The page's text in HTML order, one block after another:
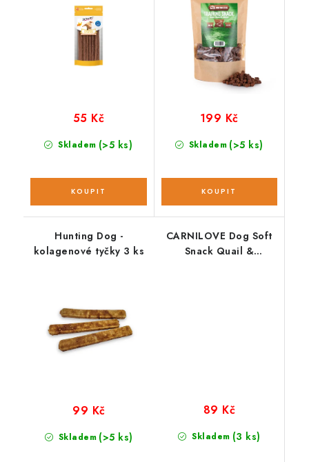
Skladem (>5 ks)
55 Kč
Skladem (>5 ks)
199 Kč
Hunting Dog -
kolagenové tyčky 3 ks
Skladem (>5 ks)
99 Kč
CARNILOVE Dog Soft
Snack Quail &
Skladem (3 ks)
89 Kč